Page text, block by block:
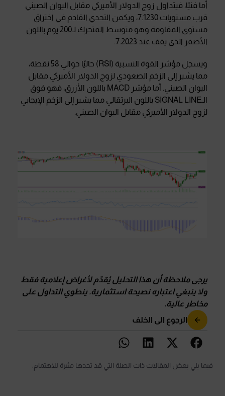
أما فنيًا، فيتداول زوج الدولار الأميركي مقابل اليوان الصيني
قرب مستويات 7.1230، ويكمن التحدي القادم في اختراق
مستوى المقاومة وهو متوسط المتحرك لـ200 يوم باللون
الأصفر الذي يقف عند 7.2023.
ويسجل مؤشر القوة النسبية (RSI) حاليًا حوالي 58 نقطة،
مما يشير إلى الزخم الصعودي لزوج الدولار الأميركي مقابل
اليوان الصيني. أما مؤشر MACD باللون الأزرق، فهو فوق
الـSIGNAL LINE باللون البرتقالي مما يشير إلى الزخم الإيجابي
لزوج الدولار الأميركي مقابل اليوان الصيني.
يرجى ملاحظة أن هذا التحليل يُقدّم لأغراض إعلامية فقط
ولا ينبغي اعتباره نصيحة استثمارية.ينطوي التداول على
مخاطر عالية.
الرجوع الى الخلف
فيما يلي بعض المقالات ذات الصلة التي قد تجدها مثيرة للاهتمام: